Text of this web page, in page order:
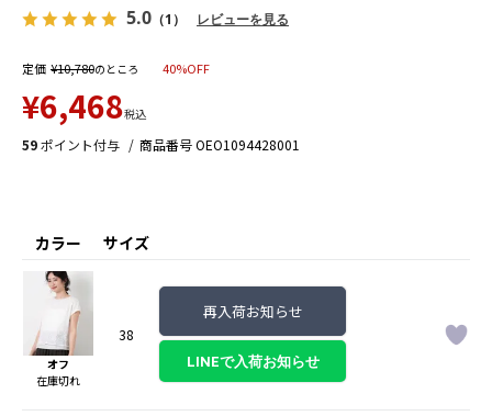
5.0 （1） レビューを見る
定価 ¥10,780のところ 40%OFF
¥6,468税込
59ポイント付与 商品番号OEO1094428001
サイズ
カラー
オフ
在庫切れ
38
再入荷お知らせ